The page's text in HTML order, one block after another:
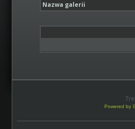
Nazwa galerii
Powered by